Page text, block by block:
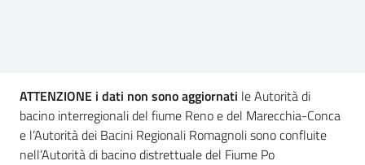
Novità
Servizi
ATTENZIONE i dati non sono aggiornati le Autorità di
bacino interregionali del fiume Reno e del Marecchia-Conca
e l’Autorità dei Bacini Regionali Romagnoli sono confluite
nell’Autorità di bacino distrettuale del Fiume Po